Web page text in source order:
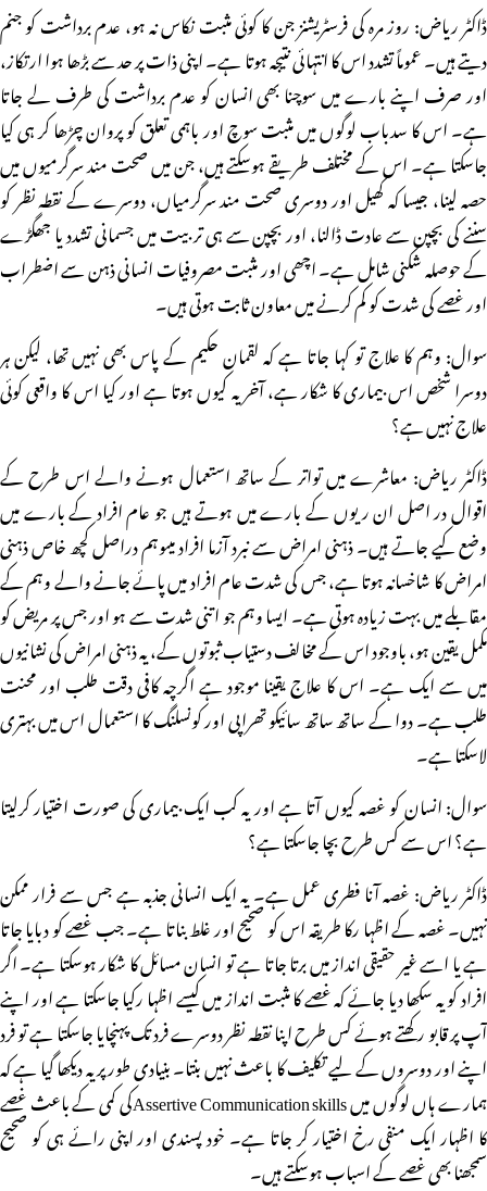
ڈاکٹر ریاض: روز مرہ کی فرسٹریشنز جن کا کوئی مثبت نکاس نہ ہو، عدم برداشت کو جنم
دیتے ہیں۔ عموماً تشدد اس کا انتہائی نتیجہ ہوتا ہے۔ اپنی ذات پر حد سے بڑھا ہوا ارتکاز،
اور صرف اپنے بارے میں سوچنا بھی انسان کو عدم برداشت کی طرف لے جاتا
ہے۔ اس کا سدباب لوگوں میں مثبت سوچ اور باہمی تعلق کو پروان چڑھا کر ہی کیا
جاسکتا ہے۔ اس کے مختلف طریقے ہوسکتے ہیں، جن میں صحت مند سرگرمیوں میں
حصہ لینا، جیسا کہ کھیل اور دوسری صحت مند سرگرمیاں، دوسرے کے نقطہ نظر کو
سننے کی بچپن سے عادت ڈالنا، اور بچپن سے ہی تربیت میں جسمانی تشدد یا جھگڑے
کے حوصلہ شکنی شامل ہے۔ اچھی اور مثبت مصروفیات انسانی ذہن سے اضطراب
اور غصے کی شدت کو کم کرنے میں معاون ثابت ہوتی ہیں۔
سوال: وہم کا علاج تو کہا جاتا ہے کہ لقمان حکیم کے پاس بھی نہیں تھا، لیکن ہر
دوسرا شخص اس بیماری کا شکار ہے، آخر یہ کیوں ہوتا ہے اور کیا اس کا واقعی کوئی
علاج نہیں ہے؟
ڈاکٹر ریاض: معاشرے میں تواتر کے ساتھ استعمال ہونے والے اس طرح کے
اقوال در اصل ان ریوں کے بارے میں ہوتے ہیں جو عام افراد کے بارے میں
وضع کیے جاتے ہیں۔ ذہنی امراض سے نبرد آزما افراد میںوہم دراصل کچھ خاص ذہنی
امراض کا شاخسانہ ہوتا ہے، جس کی شدت عام افراد میں پائے جانے والے وہم کے
مقابلے میں بہت زیادہ ہوتی ہے۔ ایسا وہم جو اتنی شدت سے ہو اور جس پر مریض کو
مکمل یقین ہو، باوجود اس کے مخالف دستیاب ثبوتوں کے، یہ ذہنی امراض کی نشانیوں
میں سے ایک ہے۔ اس کا علاج یقینا موجود ہے اگرچہ کافی دقت طلب اور محنت
طلب ہے۔ دوا کے ساتھ ساتھ سائیکو تھراپی اور کونسلنگ کا استعمال اس میں بہتری
لاسکتا ہے۔
سوال: انسان کو غصہ کیوں آتا ہے اور یہ کب ایک بیماری کی صورت اختیار کرلیتا
ہے؟ اس سے کس طرح بچا جاسکتا ہے؟
ڈاکٹر ریاض: غصہ آنا فطری عمل ہے۔ یہ ایک انسانی جذبہ ہے جس سے فرار ممکن
نہیں۔ غصہ کے اظہا رکا طریقہ اس کو صحیح اور غلط بناتا ہے۔ جب غصے کو دبایا جاتا
ہے یا اسے غیر حقیقی انداز میں برتا جاتا ہے تو انسان مسائل کا شکار ہوسکتا ہے۔ اگر
افراد کو یہ سکھا دیا جائے کہ غصے کا مثبت انداز میں کیسے اظہا رکیا جاسکتا ہے اور اپنے
آپ پر قابو رکھتے ہوئے کس طرح اپنا نقطہ نظر دوسرے فرد تک پہنچایا جاسکتا ہے تو فرد
اپنے اور دوسروں کے لیے تکلیف کا باعث نہیں بنتا۔ بنیادی طور پر یہ دیکھا گیا ہے کہ
ہمارے ہاں لوگوں میں Assertive Communication skillsکی کمی کے باعث غصے
کا اظہار ایک منفی رخ اختیار کر جاتا ہے۔ خود پسندی اور اپنی رائے ہی کو صحیح
سمجھنا بھی غصے کے اسباب ہوسکتے ہیں۔